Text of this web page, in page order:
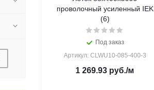
проволочный усиленный IEK
(6)
Под заказ
Артикул: CLWU10-085-400-3
1 269.93 руб./м